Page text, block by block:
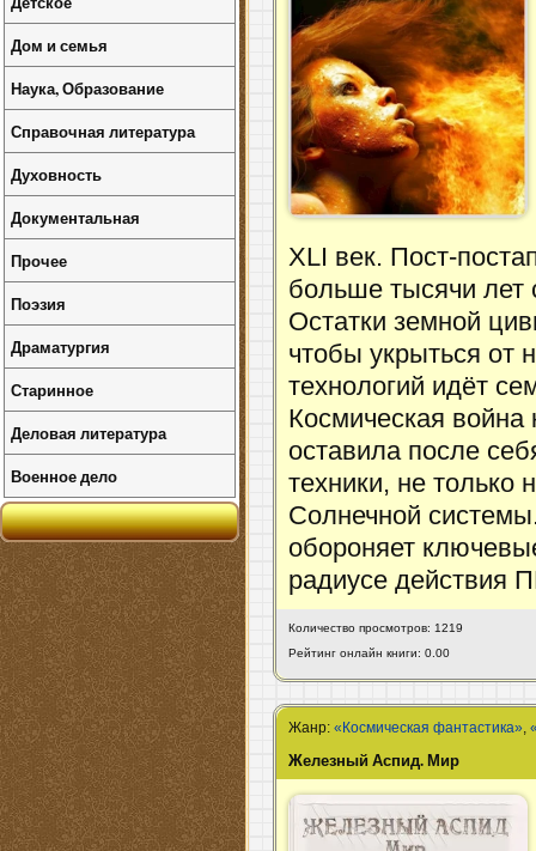
XLI век. Пост-
больше тысячи лет
Остатки земной
чтобы укрыться от
технологий идёт
Космическая
оставила после
техники, не только
Солнечной
обороняет
радиусе действия
Количество просмотров: 1219
Рейтинг онлайн книги: 0.00
Жанр:«Космическая фантастика»,
Железный Аспид. Мир
Дом и семья
Наука, Образование
Справочная литература
Духовность
Документальная
Прочее
Поэзия
Драматургия
Старинное
Деловая литература
Военное дело